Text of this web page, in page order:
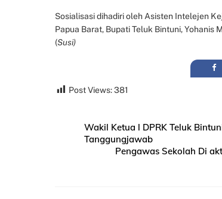
Sosialisasi dihadiri oleh Asisten Intelejen
Papua Barat, Bupati Teluk Bintuni, Yohanis
(Susi)
Post Views:381
Wakil Ketua l DPRK Teluk
Tanggungjawab
Pengawas Sekolah Di